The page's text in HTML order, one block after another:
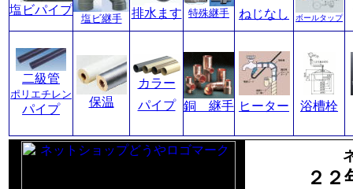
塩ビパイプ
塩ビ継手 排水ます 特殊継手 ねじなし ボールタップ
二級管
ポリエチレン
パイプ
保温
カラー
パイプ
銅 継手 ヒーター 浴槽栓
２